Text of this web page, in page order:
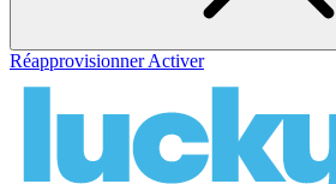
Réapprovisionner Activer